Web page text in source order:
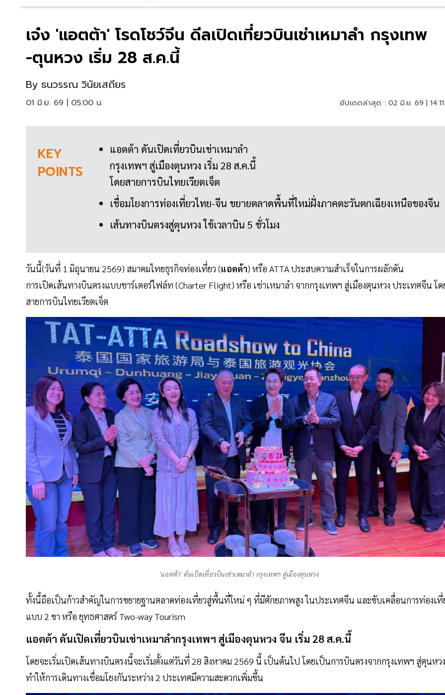
เจ๋ง 'แอตต้า' โรดโชว์จีน ดีลเปิดเที่ยวบินเช่าเหมาลำ กรุงเทพ
-ตุนหวง เริ่ม 28 ส.ค.นี้
By ธนวรรณ วินัยเสถียร
01 มิ.ย. 69 | 05:00 น. อัปเดตล่าสุด : 02 มิ.ย. 69 |
KEY
POINTS
แอตต้า ดันเปิดเที่ยวบินเช่าเหมาลำ
กรุงเทพฯ สู่เมืองตุนหวง เริ่ม 28 ส.ค.นี้
โดยสายการบินไทยเวียตเจ็ต
เชื่อมโยงการท่องเที่ยวไทย-จีน ขยายตลาดพื้นที่ใหม่ฝั่งภาคตะวันตกเฉียงเหนือของจีน
เส้นทางบินตรงสู่ตุนหวง ใช้เวลาบิน 5 ชั่วโมง
วันนี้(วันที่ 1 มิถุนายน 2569) สมาคมไทยธุรกิจท่องเที่ยว (แอตต้า) หรือ ATTA ประสบความสำเร็จในการผลักดัน
การเปิดเส้นทางบินตรงแบบชาร์เตอร์ไฟล์ท (Charter Flight) หรือ เช่าเหมาลำ จากกรุงเทพฯ สู่เมืองตุนหวง ประเทศจีน โด
สายการบินไทยเวียตเจ็ต
'แอตต้า' ดันเปิดเที่ยวบินเช่าเหมาลำ กรุงเทพฯ สู่เมืองตุนหวง
ทั้งนี้ถือเป็นก้าวสำคัญในการขยายฐานตลาดท่องเที่ยวสู่พื้นที่ใหม่ ๆ ที่มีศักยภาพสูง ในประเทศจีน และขับเคลื่อนการท่องเที่
แบบ 2 ขา หรือ ยุทธศาสตร์ Two-way Tourism
แอตต้า ดันเปิดเที่ยวบินเช่าเหมาลำกรุงเทพฯ สู่เมืองตุนหวง จีน เริ่ม 28ส.ค.นี้
โดยจะเริ่มเปิดเส้นทางบินตรงนี้จะเริ่มตั้งแต่วันที่ 28 สิงหาคม 2569 นี้ เป็นต้นไป โดยเป็นการบินตรงจากกรุงเทพฯ สู่ตุนหวง
ทำให้การเดินทางเชื่อมโยงกันระหว่าง 2 ประเทศมีความสะดวกเพิ่มขึ้น